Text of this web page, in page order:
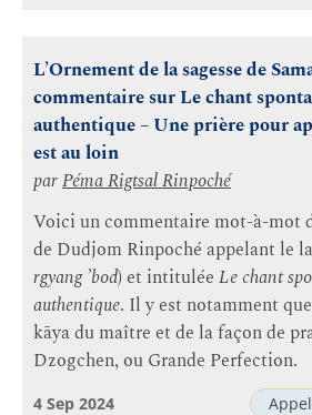
L’Ornement de la sagesse de
commentaire sur Le chant
authentique – Une prière pour
est au loin
parPéma Rigtsal Rinpoché
Voici un commentaire mot-à-mot
de Dudjom Rinpoché appelant le
rgyang ’bod) et intitulée Le chant
authentique. Il y est notamment
kāya du maître et de la façon de
Dzogchen, ou Grande Perfection.
4 Sep 2024